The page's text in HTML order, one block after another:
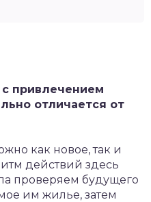
привлечением
отличается от
как новое, так и
действий здесь
проверяем будущего
им жилье, затем